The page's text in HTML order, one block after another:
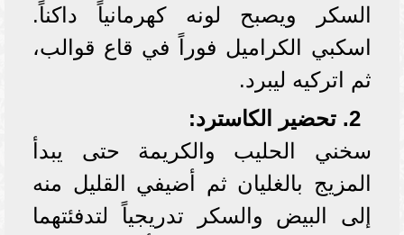
السكر ويصبح لونه كهرمانياً داكناً.
اسكبي الكراميل فوراً في قاع قوالب،
ثم اتركيه ليبرد.
2. تحضير الكاسترد:
سخني الحليب والكريمة حتى يبدأ
المزيج بالغليان ثم أضيفي القليل منه
إلى البيض والسكر تدريجياً لتدفئتهما